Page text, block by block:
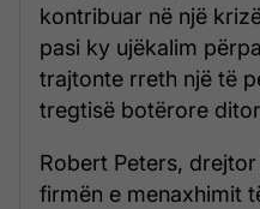
kontribuar në një
pasi ky ujëkalim
trajtonte rreth një të
tregtisë botërore
Robert Peters,
firmën e menaxhimit